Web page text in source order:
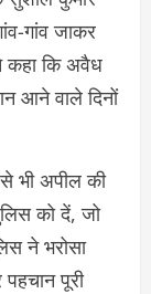
गांव जाकर
कहा कि अवैध
आने वाले दिनों
भी अपील की
को दें, जो
ने भरोसा
पूरी